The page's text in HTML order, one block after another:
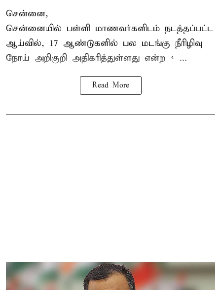
சென்னை,
சென்னையில் பள்ளி மாணவர்களிடம் நடத்தப்பட்ட
ஆய்வில், 17 ஆண்டுகளில் பல மடங்கு நீரிழிவு
நோய் அறிகுறி அதிகரித்துள்ளது என்ற < ...
Read More